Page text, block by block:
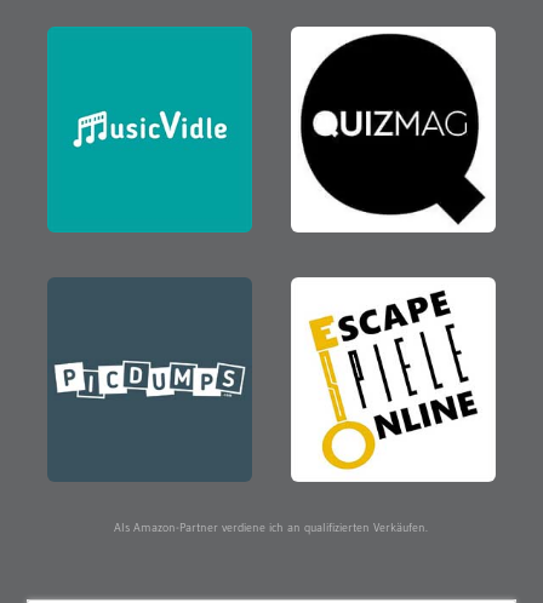
Als Amazon-Partner verdiene ich an qualifizierten Verkäufen.